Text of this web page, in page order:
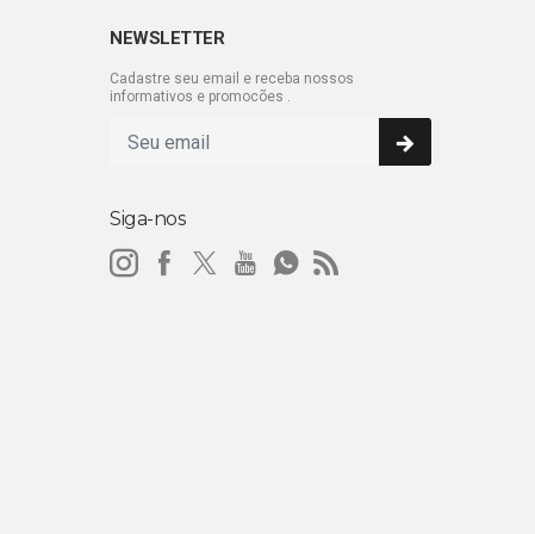
NEWSLETTER
Cadastre seu email e receba nossos
informativos e promocões .
Siga-nos